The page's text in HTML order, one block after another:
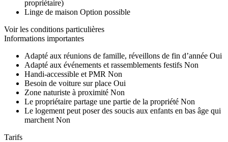
propriétaire)
Linge de maison Option possible
Voir les conditions particulières
Informations importantes
Adapté aux réunions de famille, réveillons de fin d’année Oui
Adapté aux événements et rassemblements festifs Non
Handi-accessible et PMR Non
Besoin de voiture sur place Oui
Zone naturiste à proximité Non
Le propriétaire partage une partie de la propriété Non
Le logement peut poser des soucis aux enfants en bas âge qui
marchent Non
Tarifs